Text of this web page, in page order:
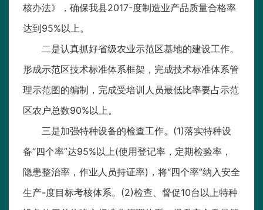
核办法》，确保我县2017-度制造业产品质量合格率
达到95%以上。
二是认真抓好省级农业示范区基地的建设工作。
形成示范区技术标准体系框架，完成技术标准体系管
理示范图的编制，完成受培训人员最低比率要占示范
区农户总数90%以上。
三是加强特种设备的检查工作。(1)落实特种设
备“四个率”达95%以上(使用登记率，定期检验率，
隐患整治率，作业人员持证率)，将“四个率”纳入安全
生产-度目标考核体系。(2)检查、督促10台以上特种